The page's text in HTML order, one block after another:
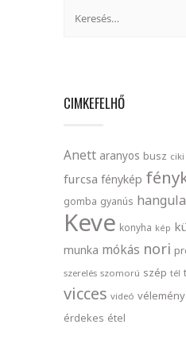
CIMKEFELHŐ
Anett aranyos busz ciki
furcsa fénykép
gomba gyanús
Keve konyha kép
munka mókás nori
szerelés szomorú szép tél
vicces videó vélemény
érdekes étel